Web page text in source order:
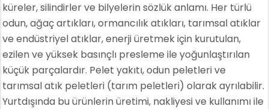
küreler, silindirler ve bilyelerin sözlük anlamı. Her türlü
odun, ağaç artıkları, ormancılık atıkları, tarımsal atıklar
ve endüstriyel atıklar, enerji üretmek için kurutulan,
ezilen ve yüksek basınçlı presleme ile yoğunlaştırılan
küçük parçalardır. Pelet yakıtı, odun peletleri ve
tarımsal atık peletleri (tarım peletleri) olarak ayrılabilir.
Yurtdışında bu ürünlerin üretimi, nakliyesi ve kullanımı ile